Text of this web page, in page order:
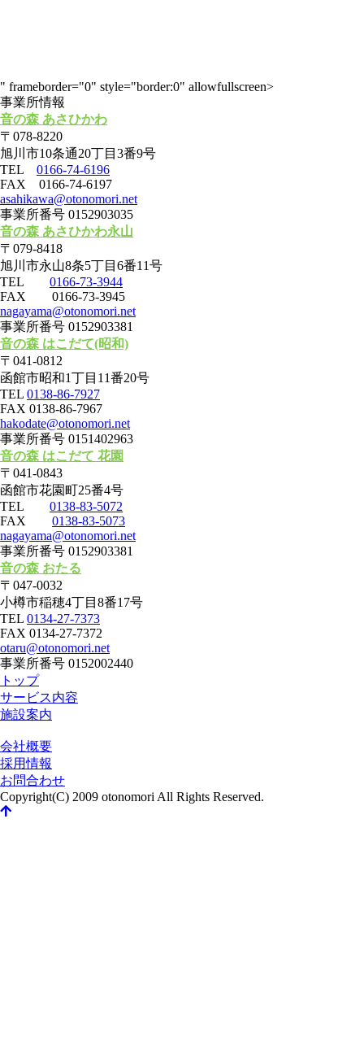
" frameborder="0" style="border:0" allowfullscreen>
事業所情報
音の森 あさひかわ
〒078-8220
旭川市10条通20丁目3番9号
TEL 0166-74-6196
FAX 0166-74-6197
asahikawa@otonomori.net
事業所番号 0152903035
音の森 あさひかわ永山
〒079-8418
旭川市永山8条5丁目6番11号
TEL 0166-73-3944
FAX 0166-73-3945
nagayama@otonomori.net
事業所番号 0152903381
音の森 はこだて(昭和)
〒041-0812
函館市昭和1丁目11番20号
TEL 0138-86-7927
FAX 0138-86-7967
hakodate@otonomori.net
事業所番号 0151402963
音の森 はこだて 花園
〒041-0843
函館市花園町25番4号
TEL 0138-83-5072
FAX 0138-83-5073
nagayama@otonomori.net
事業所番号 0152903381
音の森 おたる
〒047-0032
小樽市稲穂4丁目8番17号
TEL 0134-27-7373
FAX 0134-27-7372
otaru@otonomori.net
事業所番号 0152002440
トップ
サービス内容
施設案内
会社概要
採用情報
お問合わせ
Copyright(C) 2009 otonomori All Rights Reserved.